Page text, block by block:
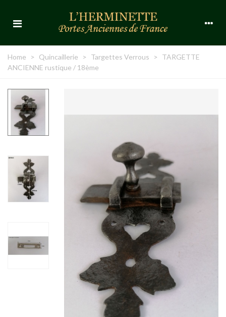
Home > Quincaillerie > Targettes Verrous > TARGETTE
ANCIENNE rustique / 18ème